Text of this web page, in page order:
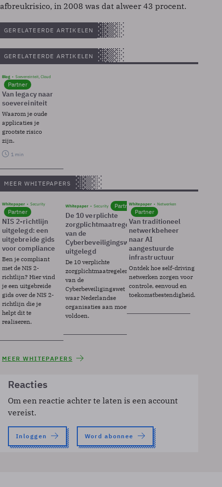
afbreukrisico, in 2008 was dat alweer 43 procent.
GERELATEERDE ARTIKELEN
GERELATEERDE ARTIKELEN
Blog Soevereinteit, Cloud
Partner
Van legacy naar
soevereiniteit
Waarom je oude
applicaties je
grootste risico
zijn.
1 min
MEER WHITEPAPERS
Whitepaper Security
Partner
NIS 2-richtlijn
uitgelegd: een
uitgebreide gids
voor compliance
Ben je compliant
met de NIS 2-
richtlijn? Hier vind
je een uitgebreide
gids over de NIS 2-
richtlijn die je
helpt dit te
realiseren.
Whitepaper Security Partner
De 10 verplichte
zorgplichtmaatregelen
van de
Cyberbeveiligingswet
uitgelegd
De 10 verplichte
zorgplichtmaatregelen
van de
Cyberbeveiligingswet
waar Nederlandse
organisaties aan moeten
voldoen.
Whitepaper Netwerken
Partner
Van traditioneel
netwerkbeheer
naar AI
aangestuurde
infrastructuur
Ontdek hoe self-driving
netwerken zorgen voor
controle, eenvoud en
toekomstbestendigheid.
MEER WHITEPAPERS
Reacties
Om een reactie achter te laten is een account
vereist.
Inloggen Word abonnee